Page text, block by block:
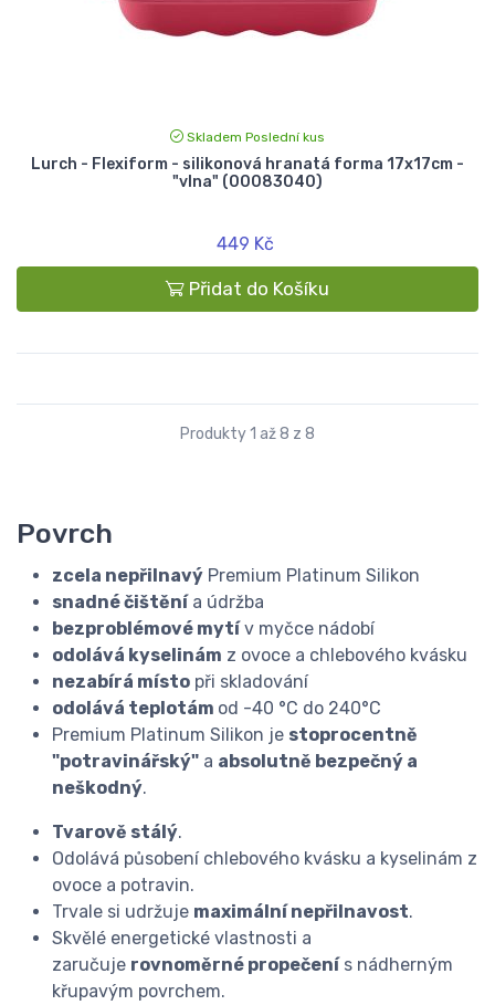
Skladem Poslední kus
Lurch - Flexiform - silikonová hranatá forma 17x17cm -
"vlna" (00083040)
449 Kč
Přidat do Košíku
Produkty 1 až 8 z 8
Povrch
zcela nepřilnavý Premium Platinum Silikon
snadné čištěnía údržba
bezproblémové mytív myčce nádobí
odolává kyselinám z ovoce a chlebového kvásku
nezabírá místo při skladování
odolává teplotám od -40 °C do 240°C
Premium Platinum Silikon je stoprocentně
"potravinářský" a absolutně bezpečný a
neškodný.
Tvarově stálý.
Odolává působení chlebového kvásku a kyselinám z
ovoce a potravin.
Trvale si udržuje maximální nepřilnavost.
Skvělé energetické vlastnosti a
zaručuje rovnoměrné propečenís nádherným
křupavým povrchem.